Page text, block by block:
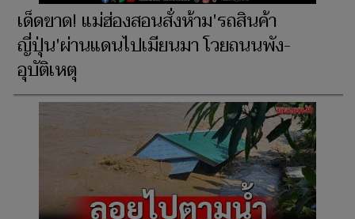
เด็ดขาด! แม่ฮ่องสอนสั่งห้าม'รถสินค้า
ญี่ปุ่น'ผ่านแดนไปเมียนมา โวยถนนพัง-
อุบัติเหตุ